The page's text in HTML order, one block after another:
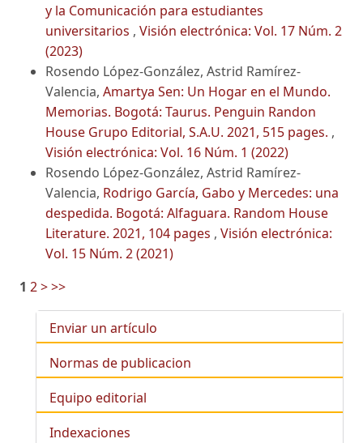
y la Comunicación para estudiantes
universitarios , Visión electrónica: Vol. 17 Núm. 2
(2023)
Rosendo López-González, Astrid Ramírez-
Valencia, Amartya Sen: Un Hogar en el Mundo.
Memorias. Bogotá: Taurus. Penguin Randon
House Grupo Editorial, S.A.U. 2021, 515 pages. ,
Visión electrónica: Vol. 16 Núm. 1 (2022)
Rosendo López-González, Astrid Ramírez-
Valencia, Rodrigo García, Gabo y Mercedes: una
despedida. Bogotá: Alfaguara. Random House
Literature. 2021, 104 pages , Visión electrónica:
Vol. 15 Núm. 2 (2021)
1 2>>>
Enviar un artículo
Normas de publicacion
Equipo editorial
Indexaciones